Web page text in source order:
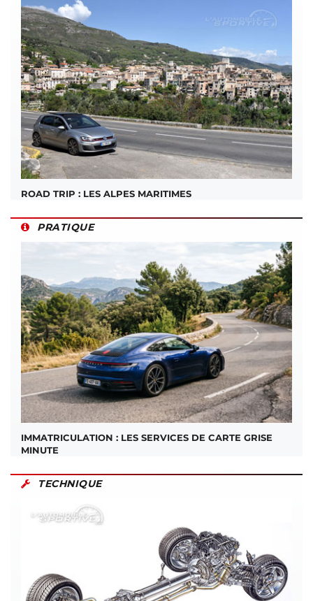
ROAD TRIP : LES ALPES MARITIMES
PRATIQUE
IMMATRICULATION : LES SERVICES DE CARTE GRISE
MINUTE
TECHNIQUE